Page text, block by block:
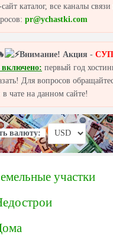
сайт каталог, все каналы
pr@ychastki.com
Внимание! Акция -
включено: первый год
Для вопросов
в чате на данном сайте!
валюту:
участки